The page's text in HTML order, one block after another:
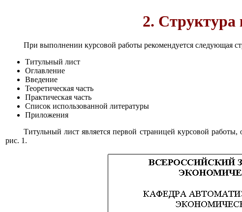
2. Структура
При выполнении курсовой работы рекомендуется следующая
Титульный лист
Оглавление
Введение
Теоретическая часть
Практическая часть
Список использованной литературы
Приложения
Титульный лист является первой страницей курсовой
рис. 1.